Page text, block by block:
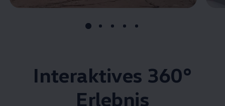
Interaktives 360°
Erlebnis